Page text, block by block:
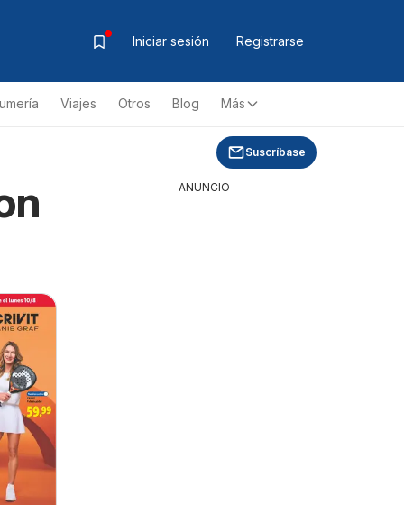
Iniciar sesión Registrarse
Viajes Otros Blog Más
Suscríbase
ANUNCIO